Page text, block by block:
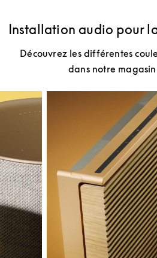
Installation audio pour
Découvrez les différentes
dans notre